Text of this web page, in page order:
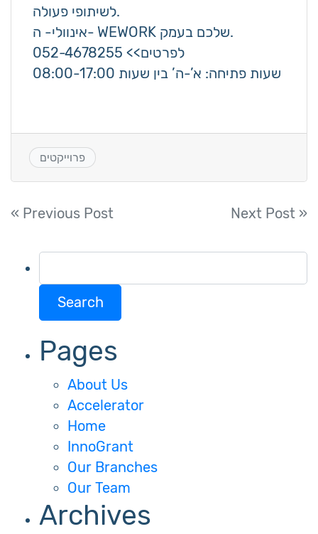
לשיתופי פעולה.
אינוולי- ה- WEWORK שלכם בעמק.
לפרטים>> 052-4678255
שעות פתיחה: א’-ה’ בין שעות 08:00-17:00
פרוייקטים
Post
navigation
« Previous Post Next Post »
for:
Pages
About Us
Accelerator
Home
InnoGrant
Our Branches
Our Team
Archives